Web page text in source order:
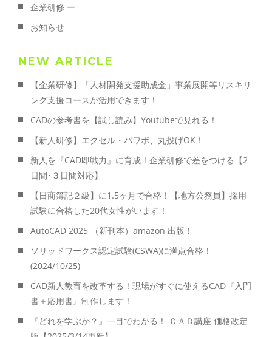
企業研修 ー
お知らせ
NEW ARTICLE
【企業研修】「人材開発支援助成金」事業展開等リスキリ
ング支援コースが活用できます！
CADの参考書を【試し読み】Youtubeで見れる！
【新人研修】エクセル・パワポ、丸投げOK！
新人を『CAD即戦力』に育成！企業研修で差をつける【2
日間･３日間対応】
【日商簿記２級】に1.5ヶ月で合格！【地方公務員】採用
試験に合格した20代女性がいます！
AutoCAD 2025 （新刊本）amazon 出版！
ソリッドワークス認定試験(CSWA)に満点合格！
(2024/10/25)
CAD新人教育を改革する！現場がすぐに使えるCAD『入門
書＋応用書』制作します！
『どれを学ぶか？』一目でわかる！ ＣＡＤ講座 価格改定